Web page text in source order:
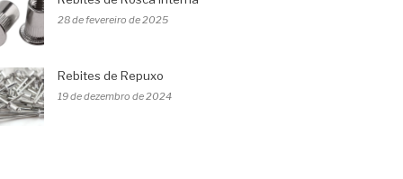
28 de fevereiro de 2025
Rebites de Repuxo
19 de dezembro de 2024